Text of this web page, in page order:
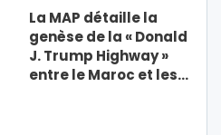
La MAP détaille la
genèse de la « Donald
J. Trump Highway »
entre le Maroc et les…